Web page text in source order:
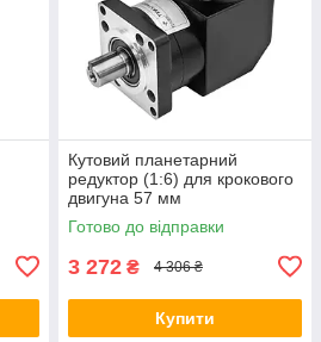
Кутовий планетарний
редуктор (1:6) для крокового
двигуна 57 мм
Готово до відправки
3 272 ₴ 4 306 ₴
Купити